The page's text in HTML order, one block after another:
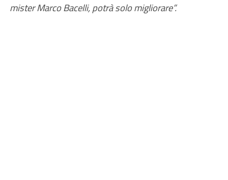
mister Marco Bacelli, potrà solo migliorare”.